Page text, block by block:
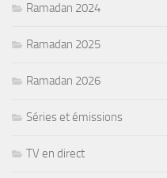
Ramadan 2024
Ramadan 2025
Ramadan 2026
Séries et émissions
TV en direct